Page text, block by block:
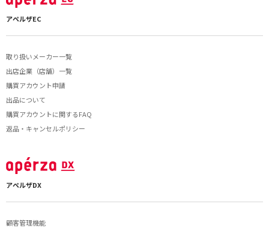
アペルザEC
取り扱いメーカー一覧
出店企業（店舗）一覧
購買アカウント申請
出品について
購買アカウントに関するFAQ
返品・キャンセルポリシー
アペルザDX
顧客管理機能